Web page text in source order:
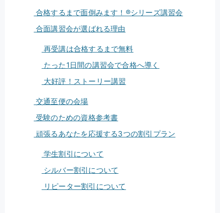
合格するまで面倒みます！®シリーズ講習会
合面講習会が選ばれる理由
再受講は合格するまで無料
たった1日間の講習会で合格へ導く
大好評！ストーリー講習
交通至便の会場
受験のための資格参考書
頑張るあなたを応援する3つの割引プラン
学生割引について
シルバー割引について
リピーター割引について